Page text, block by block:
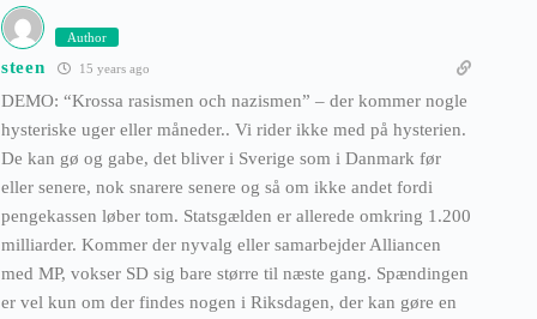
Author
steen 15 years ago
DEMO: “Krossa rasismen och nazismen” – der kommer nogle
hysteriske uger eller måneder.. Vi rider ikke med på hysterien.
De kan gø og gabe, det bliver i Sverige som i Danmark før
eller senere, nok snarere senere og så om ikke andet fordi
pengekassen løber tom. Statsgælden er allerede omkring 1.200
milliarder. Kommer der nyvalg eller samarbejder Alliancen
med MP, vokser SD sig bare større til næste gang. Spændingen
er vel kun om der findes nogen i Riksdagen, der kan gøre en